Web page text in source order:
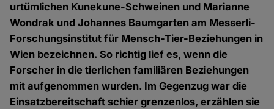
urtümlichen Kunekune-Schweinen und Marianne
Wondrak und Johannes Baumgarten am Messerli-
Forschungsinstitut für Mensch-Tier-Beziehungen in
Wien bezeichnen. So richtig lief es, wenn die
Forscher in die tierlichen familiären Beziehungen
mit aufgenommen wurden. Im Gegenzug war die
Einsatzbereitschaft schier grenzenlos, erzählen sie